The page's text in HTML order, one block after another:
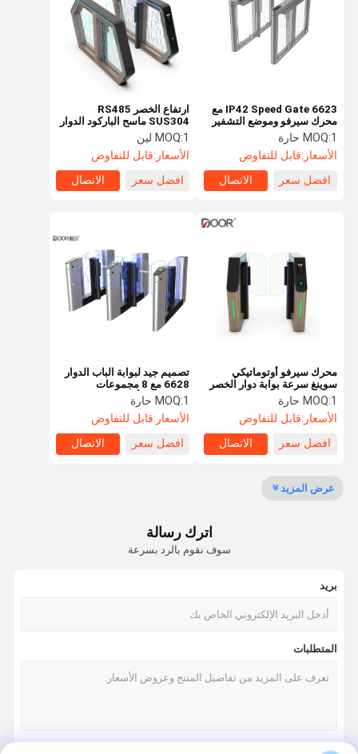
جولة في
مراقبة الجودة أخبار
الباب الدوار التعرف على الوجه
ترايبود الباب الدوار بوابة
IP42 Speed ​​Gate 6623 مع
محرك سيرفو وموضع التشفير
صنع في الصين علامة تجارية
معروفة جيدًا
MOQ:1 حارة
الأسعار:قابل للتفاوض
افضل سعر
الاتصال
ارتفاع الخصر RS485
SUS304 ماسح الباركود الدوار
100w
MOQ:1 لين
الأسعار:قابل للتفاوض
افضل سعر
الاتصال
محرك سيرفو أوتوماتيكي
سوينغ سرعة بوابة دوار الخصر
نوع الارتفاع
MOQ:1 حارة
الأسعار:قابل للتفاوض
افضل سعر
الاتصال
تصميم جيد لبوابة الباب الدوار
6628 مع 8 مجموعات
استشعار بالأشعة تحت الحمراء
والطلاء الكهربائي على الفولاذ
المقاوم للصدأ
MOQ:1 حارة
الأسعار:قابل للتفاوض
افضل سعر
الاتصال
عرض المزيد
اترك رسالة
سوف نقوم بالرد بسرعة
بريد
المتطلبات